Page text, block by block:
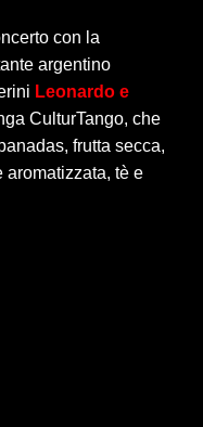
con la
argentino
Leonardo e
CulturTango, che
frutta secca,
aromatizzata, tè e